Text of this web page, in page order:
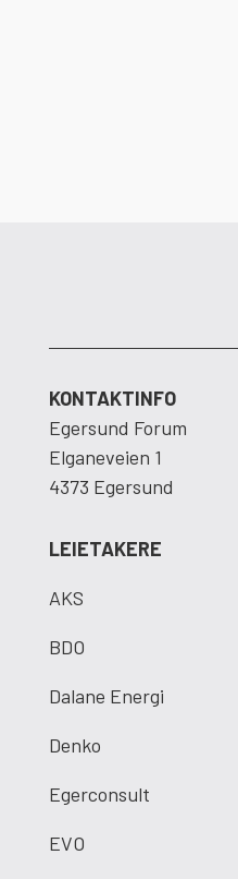
KONTAKTINFO
Egersund Forum
Elganeveien 1
4373 Egersund
LEIETAKERE
AKS
BDO
Dalane Energi
Denko
Egerconsult
EVO